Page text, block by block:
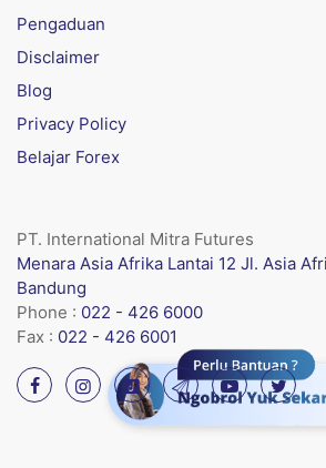
Pengaduan
Disclaimer
Blog
Privacy Policy
Belajar Forex
PT. International Mitra Futures
Menara Asia Afrika Lantai 12 Jl. Asia
Bandung
Phone : 022 - 426 6000
Fax : 022 - 426 6001